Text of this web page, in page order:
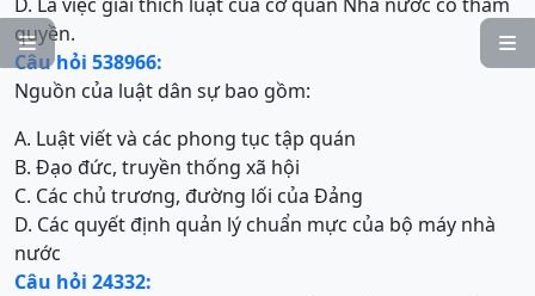


quyền.
Câu hỏi 538966:
Nguồn của luật dân sự bao gồm:
A. Luật viết và các phong tục tập quán
B. Đạo đức, truyền thống xã hội
C. Các chủ trương, đường lối của Đảng
D. Các quyết định quản lý chuẩn mực của bộ máy nhà
nước
Câu hỏi 24332: